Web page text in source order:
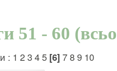
51 - 60
: 1 2345 [6] 789 10